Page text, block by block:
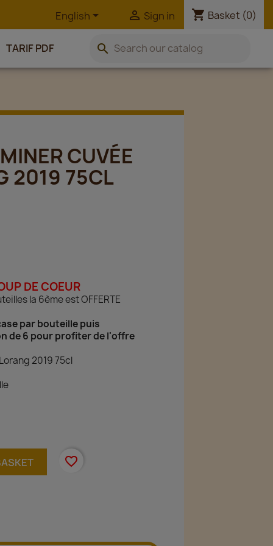
English  Sign in shopping_cart Basket (0)
TARIF PDF search
CUVÉE
2019 75CL
DE COEUR
la 6ème est OFFERTE
par bouteille puis
de 6 pour profiter de l'offre
2019 75cl
favorite_border